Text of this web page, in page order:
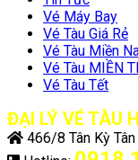
Vé Máy Bay
Vé Tàu Giá Rẻ
Vé Tàu Miền
Vé Tàu MIỀN
Vé Tàu Tết
ĐẠI LÝ VÉ TÀU
466/8 Tân Kỳ